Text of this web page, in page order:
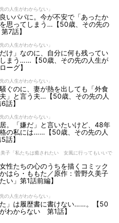
の人生がわからない」
いパパに。今が不安で「あったか
思ってしまう…【50歳、その先の
7話】
の人生がわからない」
け」なのに、自分に何も残ってい
まう……【50歳、その先の人生が
ーグ】
の人生がわからない」
ぐのに、妻が熱を出しても「外食
」と言う夫…【50歳、その先の人
話】
の人生がわからない」
。「嫌だ」と言いたいけど、48年
の私には……【50歳、その先の人
話】
子「私たちは癒されたい 女風に行ってもいいで
性たちの心のうちを描くコミック
はら・ももた／原作：菅野久美子
い」第1話前編】
の人生がわからない」
た」は履歴書に書けない……。【50
わからない 第1話】